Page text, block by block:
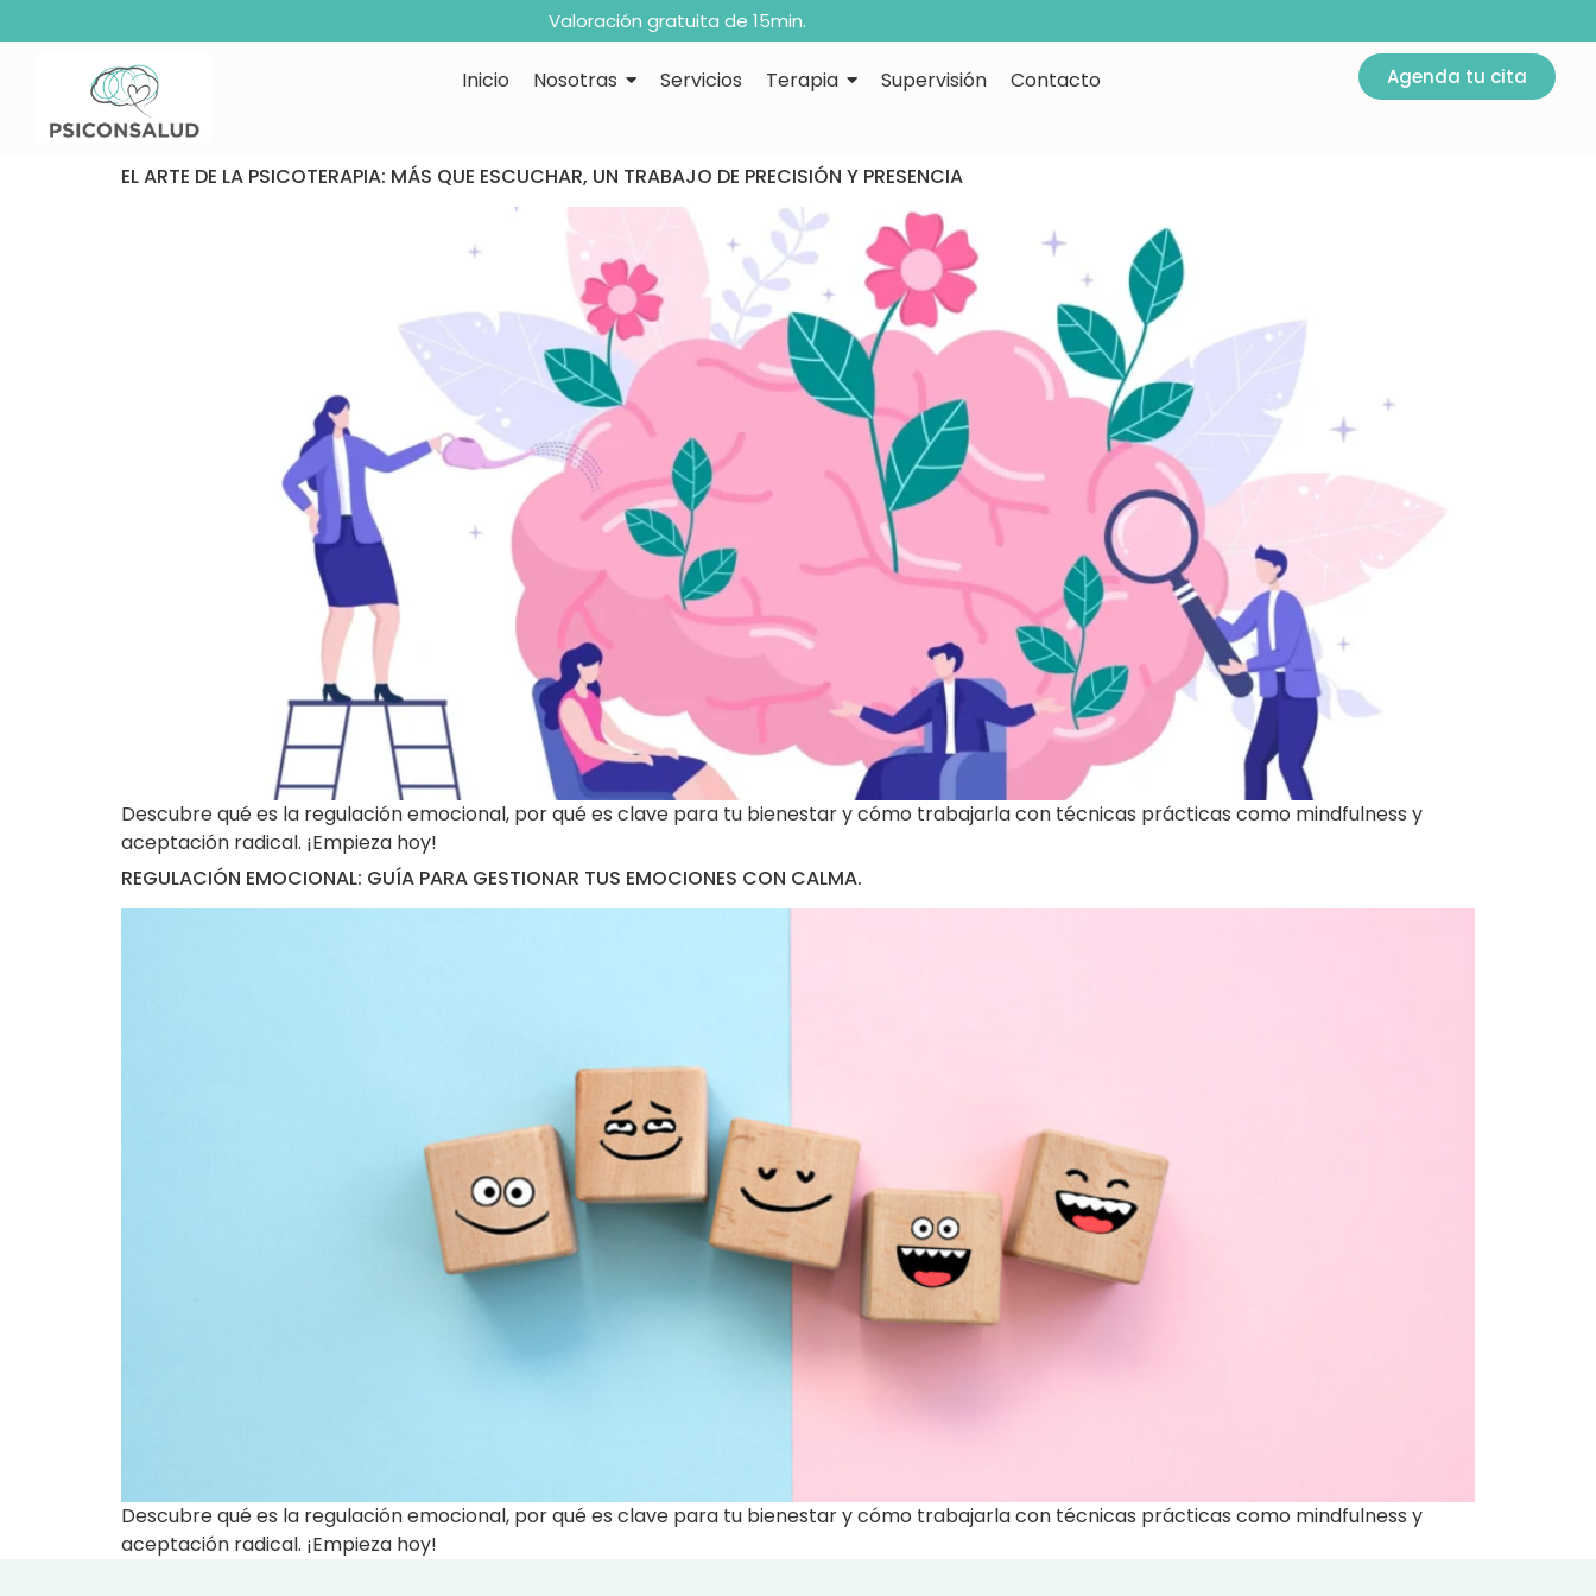
Valoración gratuita de 15min.
Inicio Nosotras Servicios Terapia Supervisión Contacto Agenda tu cita
Categoría:
EL ARTE DE LA PSICOTERAPIA: MÁS QUE ESCUCHAR, UN TRABAJO DE PRECISIÓN Y PRESENCIA
Descubre qué es la regulación emocional, por qué es clave para tu bienestar y cómo trabajarla con técnicas prácticas como mindfulness y
aceptación radical. ¡Empieza hoy!
REGULACIÓN EMOCIONAL: GUÍA PARA GESTIONAR TUS EMOCIONES CON CALMA.
Descubre qué es la regulación emocional, por qué es clave para tu bienestar y cómo trabajarla con técnicas prácticas como mindfulness y
aceptación radical. ¡Empieza hoy!